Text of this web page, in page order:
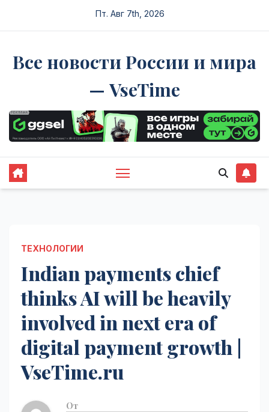
Пт. Авг 7th, 2026
Все новости России и мира
— VseTime
ТЕХНОЛОГИИ
Indian payments chief
thinks AI will be heavily
involved in next era of
digital payment growth |
VseTime.ru
От